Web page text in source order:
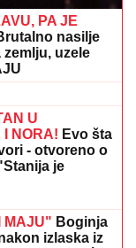
ZADNJICE!
na plaži i
Sevaju obline
kad ga je
me nisi
hit?!"